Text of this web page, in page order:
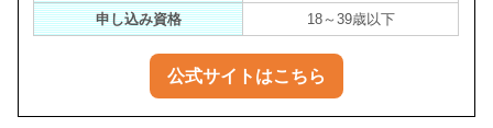
申し込み資格
18～39歳以下
公式サイトはこちら